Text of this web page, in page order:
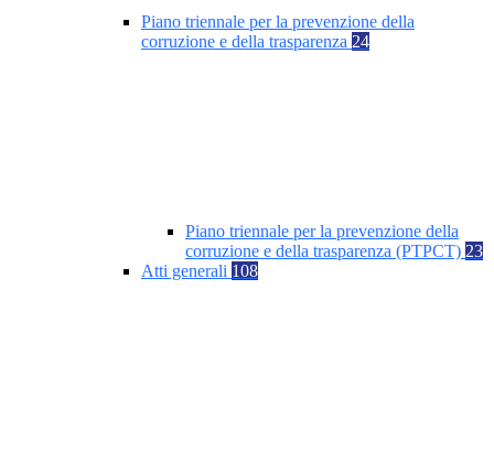
Piano triennale per la prevenzione della
corruzione e della trasparenza 24
Piano triennale per la prevenzione della
corruzione e della trasparenza (PTPCT) 23
Atti generali 108